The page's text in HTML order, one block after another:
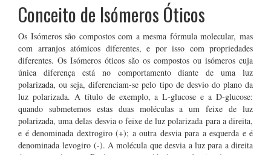
Conceito de Isómeros Óticos
Os Isómeros são compostos com a mesma fórmula molecular, mas
com arranjos atómicos diferentes, e por isso com propriedades
diferentes. Os Isómeros óticos são os compostos ou isómeros cuja
única diferença está no comportamento diante de uma luz
polarizada, ou seja, diferenciam-se pelo tipo de desvio do plano da
luz polarizada. A título de exemplo, a L-glucose e a D-glucose:
quando submetemos estas duas moléculas a um feixe de luz
polarizada, uma delas desvia o feixe de luz polarizada para a direita,
e é denominada dextrogiro (+); a outra desvia para a esquerda e é
denominada levogiro (-). A molécula que desvia a luz para a direita